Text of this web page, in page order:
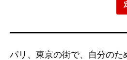
パリ、東京の街で、自分のた